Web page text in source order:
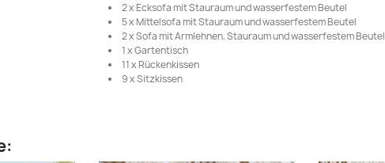
2 x Ecksofa mit Stauraum und wasserfestem Beutel
5 x Mittelsofa mit Stauraum und wasserfestem Beutel
2 x Sofa mit Armlehnen, Stauraum und wasserfestem Beutel
1 x Gartentisch
11 x Rückenkissen
9 x Sitzkissen